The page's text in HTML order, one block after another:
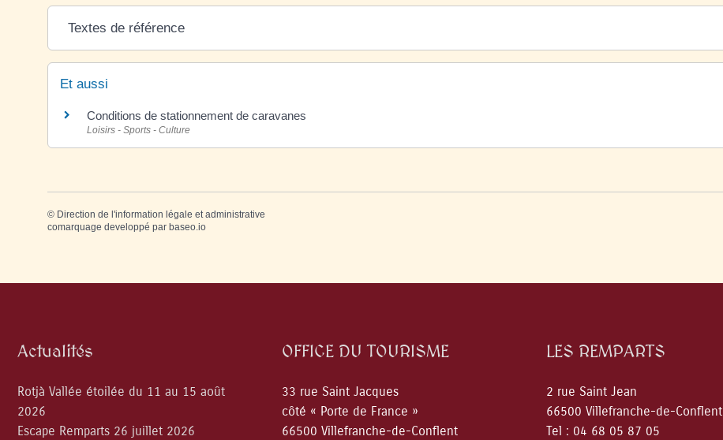
Textes de référence
Et aussi
Conditions de stationnement de caravanes
Loisirs - Sports - Culture
© Direction de l'information légale et administrative
comarquage developpé par baseo.io
Actualités
Rotjà Vallée étoilée du 11 au 15 août
2026
Escape Remparts 26 juillet 2026
OFFICE DU TOURISME
33 rue Saint Jacques
côté « Porte de France »
66500 Villefranche-de-Conflent
LES REMPARTS
2 rue Saint Jean
66500 Villefranche-de-Conflent
Tel : 04 68 05 87 05